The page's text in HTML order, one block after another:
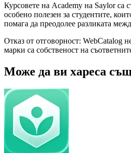
Курсовете на Academy на Saylor са
особено полезен за студентите,
помага да преодолее разликата
Отказ от отговорност: WebCatalog
марки са собственост на
Може да ви хареса